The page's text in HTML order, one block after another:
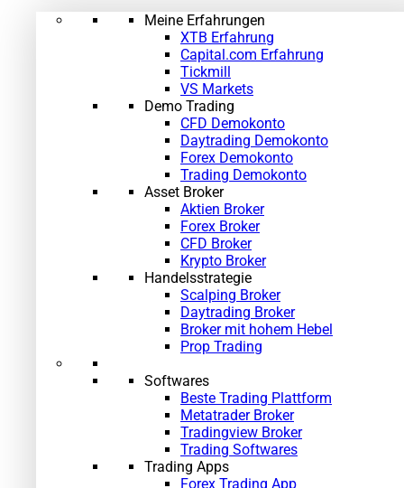
Meine Erfahrungen
XTB Erfahrung
Capital.com Erfahrung
Tickmill
VS Markets
Demo Trading
CFD Demokonto
Daytrading Demokonto
Forex Demokonto
Trading Demokonto
Asset Broker
Aktien Broker
Forex Broker
CFD Broker
Krypto Broker
Handelsstrategie
Scalping Broker
Daytrading Broker
Broker mit hohem Hebel
Prop Trading
Softwares
Beste Trading Plattform
Metatrader Broker
Tradingview Broker
Trading Softwares
Trading Apps
Forex Trading App